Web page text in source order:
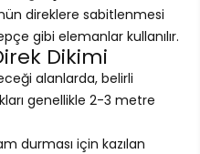
direklere sabitlenmesi
gibi elemanlar kullanılır.
Dikimi
alanlarda, belirli
genellikle 2-3 metre
durması için kazılan